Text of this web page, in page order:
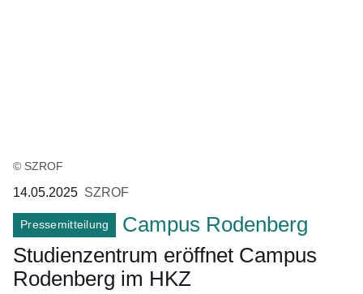
© SZROF
14.05.2025 SZROF
Pressemitteilung
Campus Rodenberg
Studienzentrum eröffnet Campus
Rodenberg im HKZ